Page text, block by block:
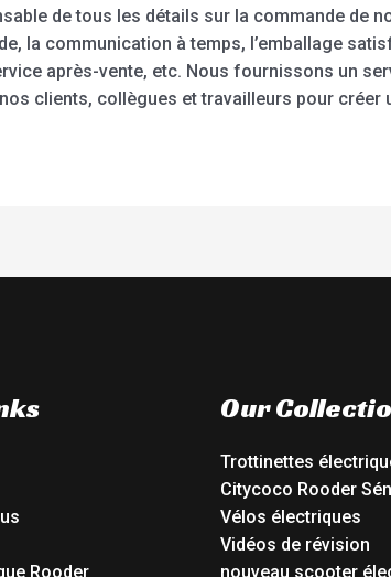
de tous les détails sur la commande de
la communication à temps, l’emballage
après-vente, etc. Nous fournissons un
clients, collègues et travailleurs pour créer
Rooder
Our
Trottinettes
Citycoco Rooder
Vélos électriques
Vidéos de révision
nouveau scooter